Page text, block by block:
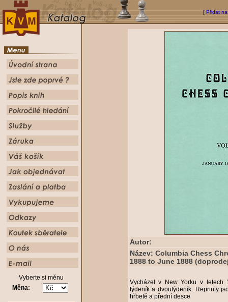
[ Přidat
Vyberte si měnu
Měna:
Autor:
Název: Columbia Chess
1888 to June 1888
Vycházel v New Yorku v letech
týdeník a dvoutýdeník. Reprinty
hřbetě a přední desce